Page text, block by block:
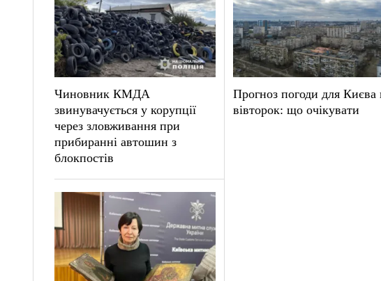
Чиновник КМДА
звинувачується у корупції
через зловживання при
прибиранні автошин з
блокпостів
Прогноз погоди для Києва
вівторок: що очікувати